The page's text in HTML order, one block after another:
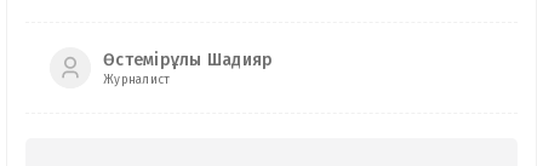
Өстемірұлы Шадияр
Журналист